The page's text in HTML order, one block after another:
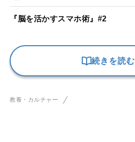
『脳を活かすスマホ術』#2
続きを読む
教養・カルチャー